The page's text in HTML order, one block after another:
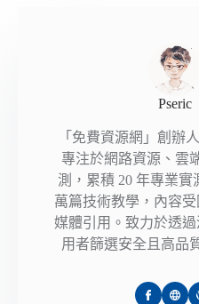
Pseric
「免費資源網」創辦
專注於網路資源、雲
測，累積 20 年專業實
萬篇技術教學，內容
媒體引用。致力於透
用者篩選安全且高品